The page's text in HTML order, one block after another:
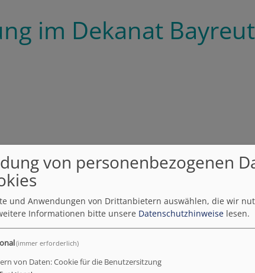
im Dekanat
verschiedenen Schulen)
von personenbezogenen
und Anwendungen von Drittanbietern auswählen, die wir
Informationen bitte unsere Datenschutzhinweise lesen.
(immer erforderlich)
von Daten: Cookie für die Benutzersitzung